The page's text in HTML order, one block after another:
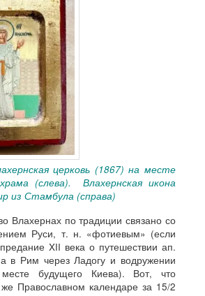
церковь (1867) на месте
(слева). Влахернская икона
из Стамбула (справа)
Влахернах по традиции связано со
Руси, т. н. «фотиевым» (если
XII века о путешествии ап.
в Рим через Ладогу и водружении
будущего Киева). Вот, что
Православном календаре за 15/2